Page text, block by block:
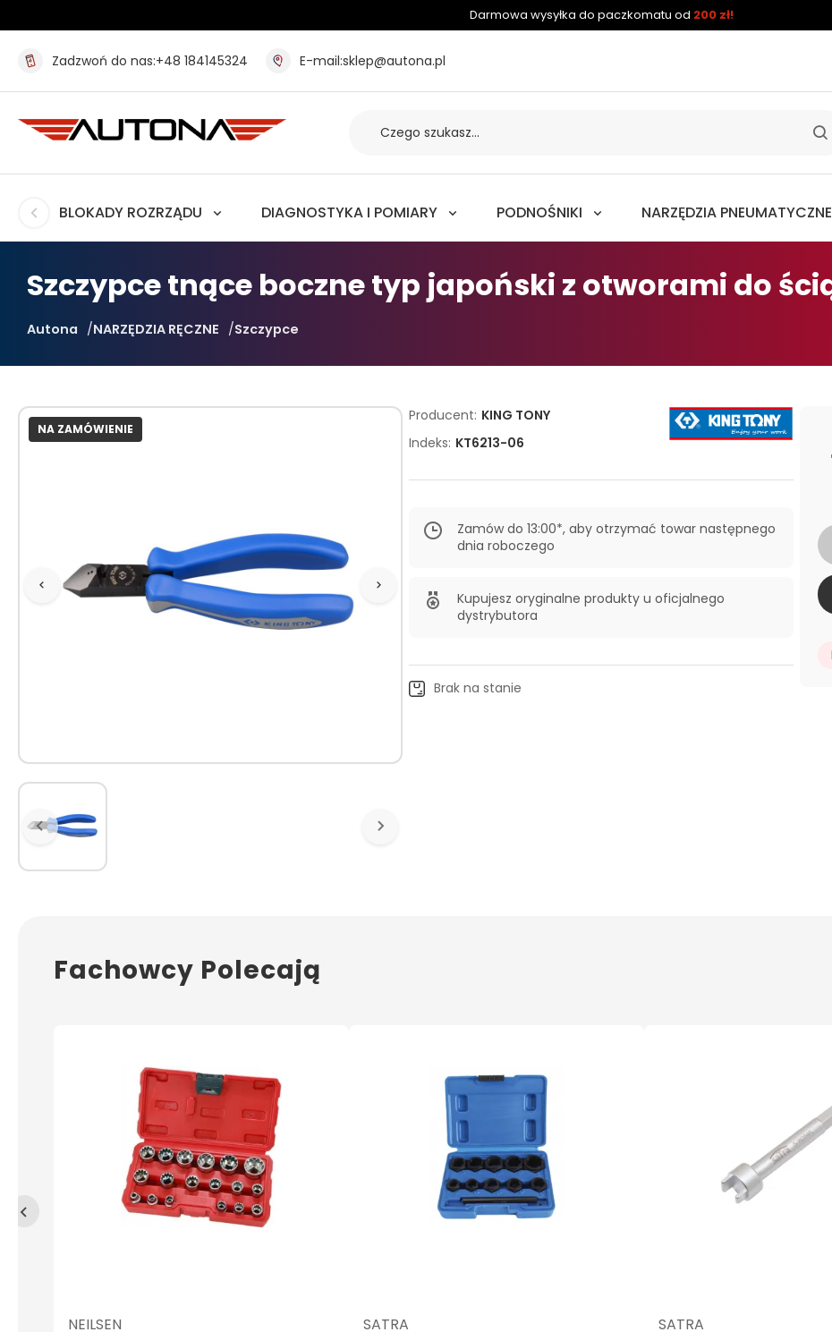
Darmowa wysyłka do paczkomatu od 200 zł!
Zadzwoń do nas:+48 184145324 E-mail:sklep@autona.pl
BLOKADY ROZRZĄDU DIAGNOSTYKA I POMIARY PODNOŚNIKI NARZĘDZIA PNEUMATYCZNE
Szczypce tnące boczne typ japoński z otworami do
Autona NARZĘDZIA RĘCZNE Szczypce
NA ZAMÓWIENIE
Producent: KING TONY
Indeks: KT6213-06
Zamów do 13:00*, aby otrzymać towar następnego
dnia roboczego
Kupujesz oryginalne produkty u oficjalnego
dystrybutora
Brak na stanie
Fachowcy Polecają
NEILSEN
SATRA
SATRA